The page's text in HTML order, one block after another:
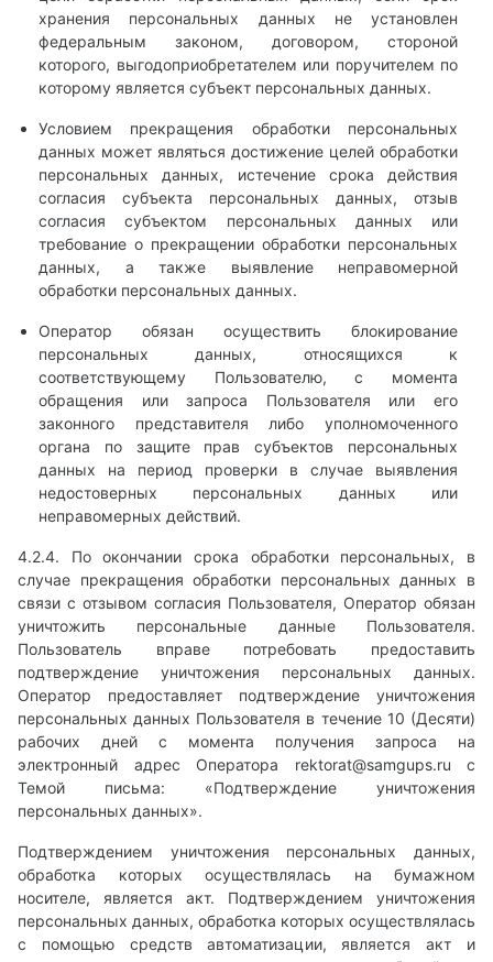
хранения персональных данных не установлен
федеральным законом, договором, стороной
которого, выгодоприобретателем или поручителем по
которому является субъект персональных данных.
Условием прекращения обработки персональных
данных может являться достижение целей обработки
персональных данных, истечение срока действия
согласия субъекта персональных данных, отзыв
согласия субъектом персональных данных или
требование о прекращении обработки персональных
данных, а также выявление неправомерной
обработки персональных данных.
Оператор обязан осуществить блокирование
персональных данных, относящихся к
соответствующему Пользователю, с момента
обращения или запроса Пользователя или его
законного представителя либо уполномоченного
органа по защите прав субъектов персональных
данных на период проверки в случае выявления
недостоверных персональных данных или
неправомерных действий.
4.2.4. По окончании срока обработки персональных, в
случае прекращения обработки персональных данных в
связи с отзывом согласия Пользователя, Оператор обязан
уничтожить персональные данные Пользователя.
Пользователь вправе потребовать предоставить
подтверждение уничтожения персональных данных.
Оператор предоставляет подтверждение уничтожения
персональных данных Пользователя в течение 10 (Десяти)
рабочих дней с момента получения запроса на
электронный адрес Оператора rektorat@samgups.ru с
Темой письма: «Подтверждение уничтожения
персональных данных».
Подтверждением уничтожения персональных данных,
обработка которых осуществлялась на бумажном
носителе, является акт. Подтверждением уничтожения
персональных данных, обработка которых осуществлялась
с помощью средств автоматизации, является акт и